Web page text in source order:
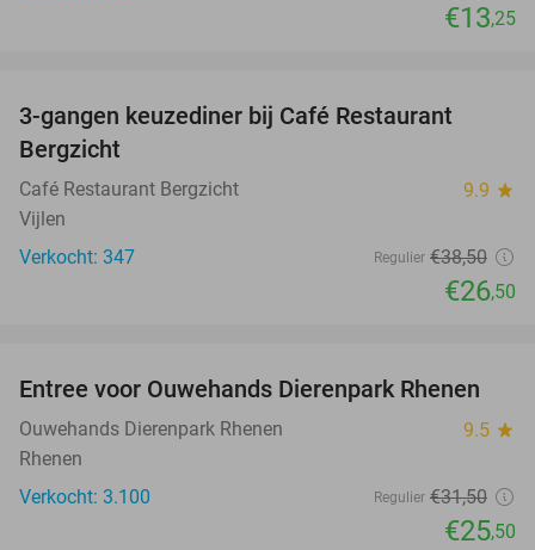
€13,25
3-gangen keuzediner bij Café Restaurant
Bergzicht
Café Restaurant Bergzicht 9.9 star
Vijlen
Verkocht: 347
Regulier €38,50
€26,50
19%
Entree voor Ouwehands Dierenpark Rhenen
Ouwehands Dierenpark Rhenen 9.5 star
Rhenen
Verkocht: 3.100
Regulier €31,50
€25,50